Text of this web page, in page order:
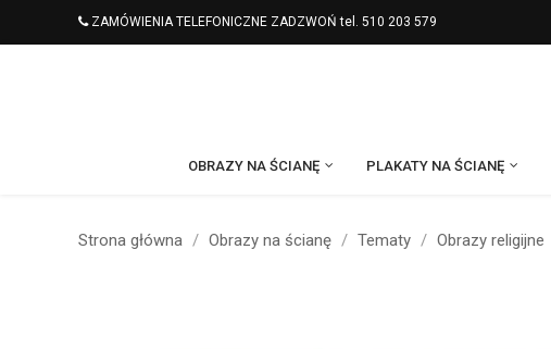
ZAMÓWIENIA TELEFONICZNE ZADZWOŃ tel. 510 203 579
OBRAZY NA ŚCIANĘ PLAKATY NA ŚCIANĘ
Strona główna Obrazy na ścianę Tematy Obrazy religijne